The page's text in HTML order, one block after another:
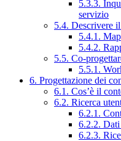
5.3.3.
servizio
5.4. Descrivere
5.4.1.
5.4.2.
5.5. Co-
5.5.1.
6. Progettazione dei
6.1. Cos’è il
6.2. Ricerca
6.2.1.
6.2.2.
6.2.3.